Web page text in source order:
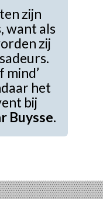
zijn
want als
zij
mind’
het
bij
Buysse.